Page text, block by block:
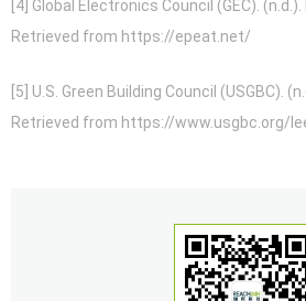
[4] Global Electronics Council (GEC). (n.d.).
Retrieved from https://epeat.net/
[5] U.S. Green Building Council (USGBC).
Retrieved from https://www.usgbc.org/